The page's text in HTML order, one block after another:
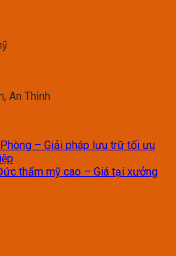
An Thịnh
– Giải pháp lưu trữ tối ưu
thẩm mỹ cao – Giá tại xưởng